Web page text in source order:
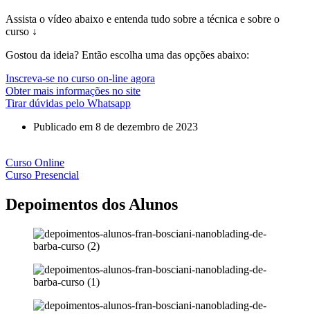
Assista o vídeo abaixo e entenda tudo sobre a técnica e sobre o
curso ↓
Gostou da ideia? Então escolha uma das opções abaixo:
Inscreva-se no curso on-line agora
Obter mais informações no site
Tirar dúvidas pelo Whatsapp
Publicado em 8 de dezembro de 2023
Curso Online
Curso Presencial
Depoimentos dos Alunos